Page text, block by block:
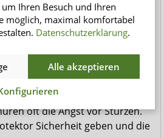
Knochenschwund ist eine
für Knochenbrüche
werdende Knochenstruktur im
schnell zu unangenehmen
die nur schwer ausheilen
im Alter oder nach
oft die Angst vor Stürzen.
Sicherheit geben und die
Ihren Besuch und Ihren
möglich, maximal komfortabel
Datenschutzerklärung.
Alle akzeptieren